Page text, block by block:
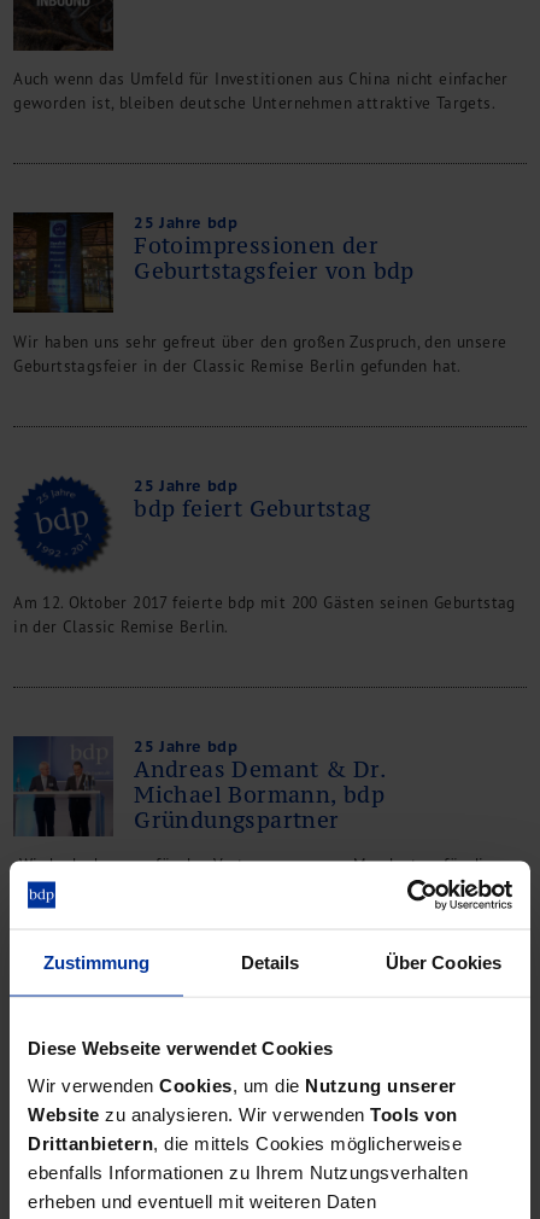
Zustimmung Details Über Cookies
Diese Webseite verwendet Cookies
Wir verwenden Cookies, um die Nutzung unserer
Website zu analysieren. Wir verwenden Tools von
Drittanbietern, die mittels Cookies möglicherweise
ebenfalls Informationen zu Ihrem Nutzungsverhalten
erheben und eventuell mit weiteren Daten
Auch wenn das Umfeld für Investitionen aus China nicht einfacher
geworden ist, bleiben deutsche Unternehmen attraktive Targets.
25 Jahre bdp
Fotoimpressionen der
Geburtstagsfeier von bdp
Wir haben uns sehr gefreut über den großen Zuspruch, den unsere
Geburtstagsfeier in der Classic Remise Berlin gefunden hat.
25 Jahre bdp
bdp feiert Geburtstag
Am 12. Oktober 2017 feierte bdp mit 200 Gästen seinen Geburtstag
in der Classic Remise Berlin.
25 Jahre bdp
Andreas Demant & Dr.
Michael Bormann, bdp
Gründungspartner
„Wir bedanken uns für das Vertrauen unserer Mandanten, für die
gute Zusammenarbeit mit unseren Geschäftspartnern und das
Engagement unserer Mitarbeiter.“
Karin Schopp, Vizepräsidentin
der Steuerberaterkammer
Berlin
„Die Sozietät bdp Bormann Demant & Partner gibt unserem
Berufsstand eine erstklassige Reputation.“